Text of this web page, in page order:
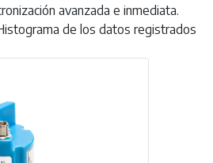
avanzada e inmediata.
de los datos registrados